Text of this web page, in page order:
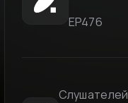
EP476
Слушателей